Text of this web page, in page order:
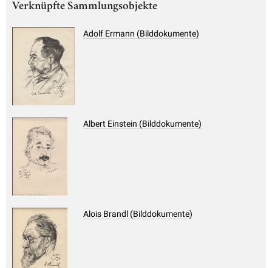
Verknüpfte Sammlungsobjekte
Adolf Ermann (Bilddokumente)
Albert Einstein (Bilddokumente)
Alois Brandl (Bilddokumente)